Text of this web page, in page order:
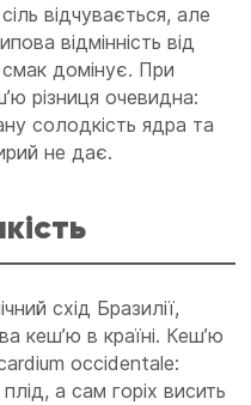
відчувається, але
відмінність від
домінує. При
різниця очевидна:
солодкість ядра та
не дає.
схід Бразилії,
кеш’ю в країні. Кеш’ю
occidentale:
а сам горіх висить